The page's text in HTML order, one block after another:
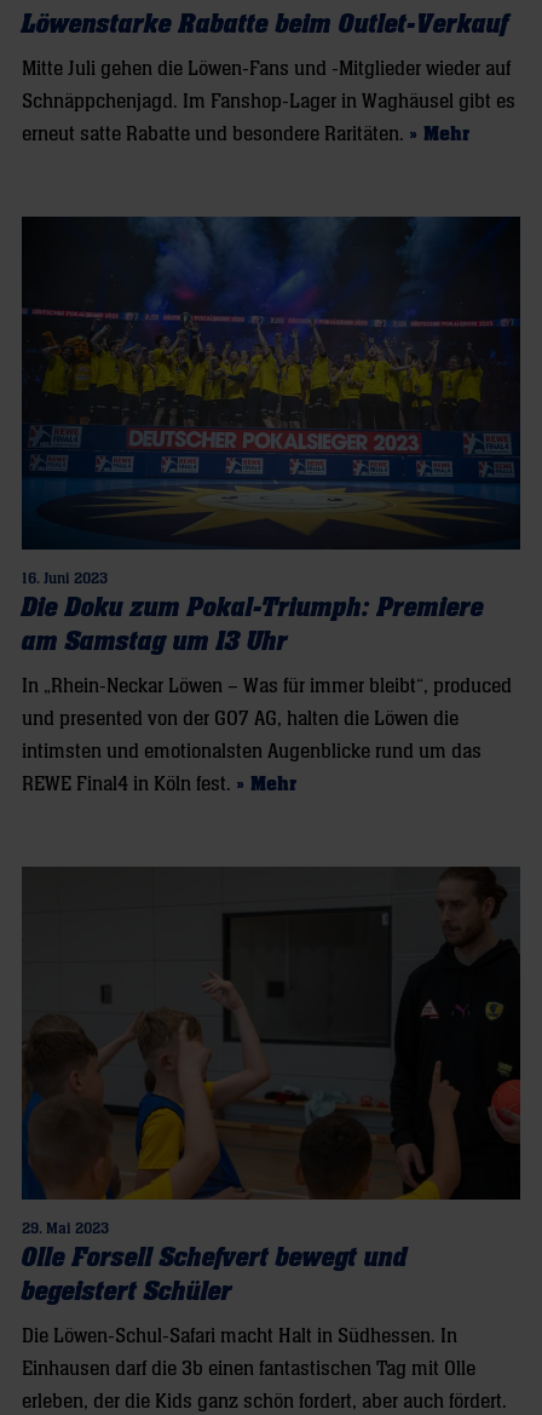
Löwenstarke Rabatte beim Outlet-Verkauf
Mitte Juli gehen die Löwen-Fans und -Mitglieder wieder auf
Schnäppchenjagd. Im Fanshop-Lager in Waghäusel gibt es
erneut satte Rabatte und besondere Raritäten. » Mehr
16. Juni 2023
Die Doku zum Pokal-Triumph: Premiere
am Samstag um 13 Uhr
In „Rhein-Neckar Löwen – Was für immer bleibt“, produced
und presented von der GO7 AG, halten die Löwen die
intimsten und emotionalsten Augenblicke rund um das
REWE Final4 in Köln fest. » Mehr
29. Mai 2023
Olle Forsell Schefvert bewegt und
begeistert Schüler
Die Löwen-Schul-Safari macht Halt in Südhessen. In
Einhausen darf die 3b einen fantastischen Tag mit Olle
erleben, der die Kids ganz schön fordert, aber auch fördert.